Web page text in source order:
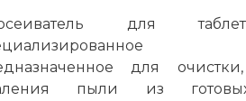
для
для
пыли из